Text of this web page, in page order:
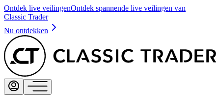
Ontdek live veilingenOntdek spannende live veilingen van
Classic Trader
Nu ontdekken